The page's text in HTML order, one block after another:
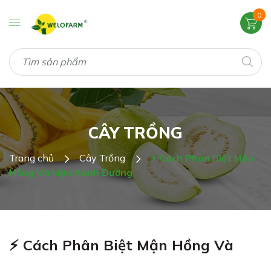
0
CÂY TRỒNG
Trang chủ Cây Trồng
⚡ Cách Phân Biệt Mận
Hồng Và Mận Xanh Đường
⚡ Cách Phân Biệt Mận Hồng Và